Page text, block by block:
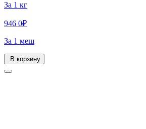
За 1 кг
946 0₽
За 1 меш
В корзину